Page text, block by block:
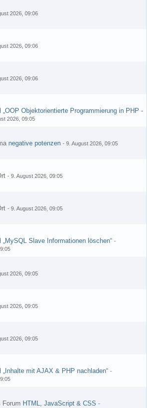
2026, 09:06
2026, 09:06
2026, 09:06
„OOP Objektorientierte Programmierung in PHP -
2026, 09:05
negative potenzen - 9. August 2026, 09:05
- 9. August 2026, 09:05
- 9. August 2026, 09:05
„MySQL Slave Informationen löschen“ -
2026, 09:05
2026, 09:05
2026, 09:05
„Inhalte mit AJAX & PHP nachladen“ -
Forum HTML, JavaScript & CSS -